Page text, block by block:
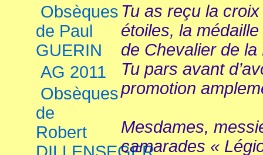
Obsèques
de Paul
GUERIN
AG 2011
Obsèques
de
Robert
Tu as reçu la
étoiles, la
de Chevalier de la
Tu pars avant
promotion
Mesdames,
camarades «